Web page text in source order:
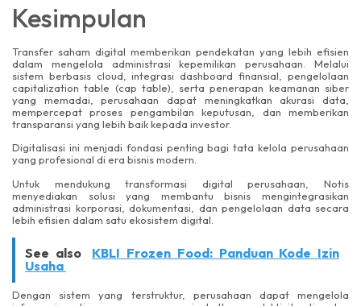
Kesimpulan
Transfer saham digital memberikan pendekatan yang lebih efisien
dalam mengelola administrasi kepemilikan perusahaan. Melalui
sistem berbasis cloud, integrasi dashboard finansial, pengelolaan
capitalization table (cap table), serta penerapan keamanan siber
yang memadai, perusahaan dapat meningkatkan akurasi data,
mempercepat proses pengambilan keputusan, dan memberikan
transparansi yang lebih baik kepada investor.
Digitalisasi ini menjadi fondasi penting bagi tata kelola perusahaan
yang profesional di era bisnis modern.
Untuk mendukung transformasi digital perusahaan, Notis
menyediakan solusi yang membantu bisnis mengintegrasikan
administrasi korporasi, dokumentasi, dan pengelolaan data secara
lebih efisien dalam satu ekosistem digital.
See also
KBLI Frozen Food: Panduan Kode Izin
Usaha
Dengan sistem yang terstruktur, perusahaan dapat mengelola